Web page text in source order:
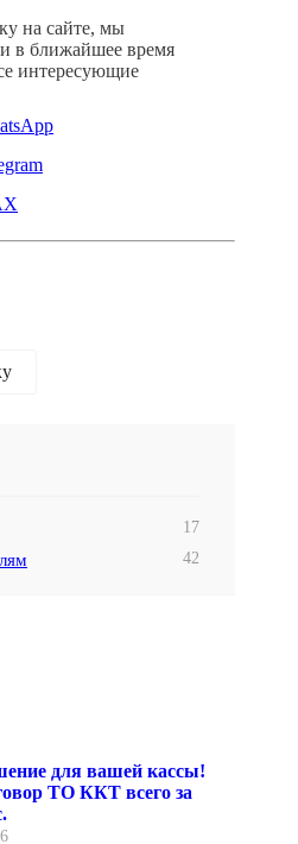
на сайте, мы
в ближайшее время
интересующие
17
42
для вашей кассы!
ТО ККТ всего за